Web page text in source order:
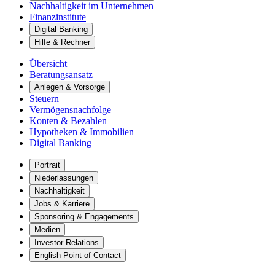
Nachhaltigkeit im Unternehmen
Finanzinstitute
Digital Banking
Hilfe & Rechner
Übersicht
Beratungsansatz
Anlegen & Vorsorge
Steuern
Vermögensnachfolge
Konten & Bezahlen
Hypotheken & Immobilien
Digital Banking
Portrait
Niederlassungen
Nachhaltigkeit
Jobs & Karriere
Sponsoring & Engagements
Medien
Investor Relations
English Point of Contact